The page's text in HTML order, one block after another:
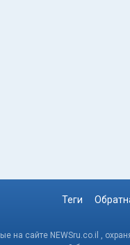
Теги
на сайте NEWSru.co.il ,